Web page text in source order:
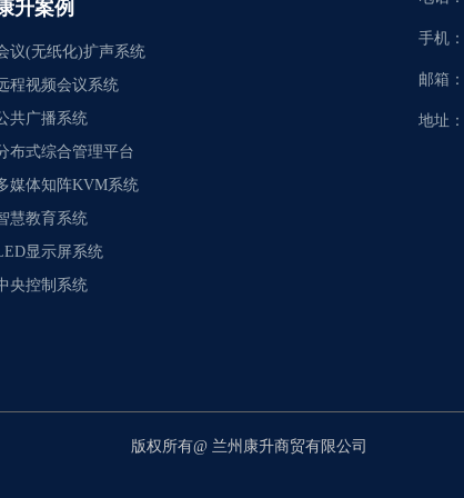
手机：
邮箱：
地址：
升案例
议(无纸化)扩声系统
程视频会议系统
共广播系统
布式综合管理平台
媒体知阵KVM系统
慧教育系统
显示屏系统
央控制系统
版权所有@ 兰州康升商贸有限公司